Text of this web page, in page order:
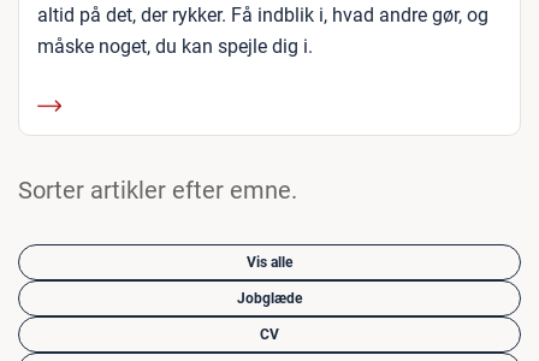
altid på det, der rykker. Få indblik i, hvad andre gør, og
måske noget, du kan spejle dig i.
Sorter artikler efter emne.
Vis alle
Jobglæde
CV